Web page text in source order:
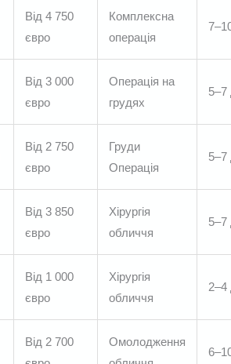
Від 4 750
євро
Комплексна
операція
Від 3 000
євро
Операція на
грудях
5–7
Від 2 750
євро
Груди
Операція
5–7
Від 3 850
євро
Хірургія
обличчя
5–7
Від 1 000
євро
Хірургія
обличчя
2–4
Від 2 700
Омолодження